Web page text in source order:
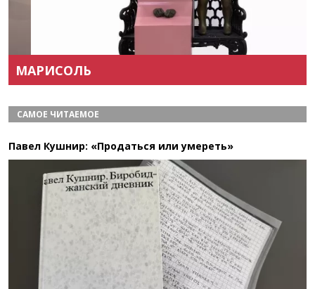
МАРИСОЛЬ
САМОЕ ЧИТАЕМОЕ
Павел Кушнир: «Продаться или умереть»